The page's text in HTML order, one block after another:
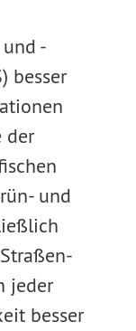
-
besser
der
und
jeder
besser